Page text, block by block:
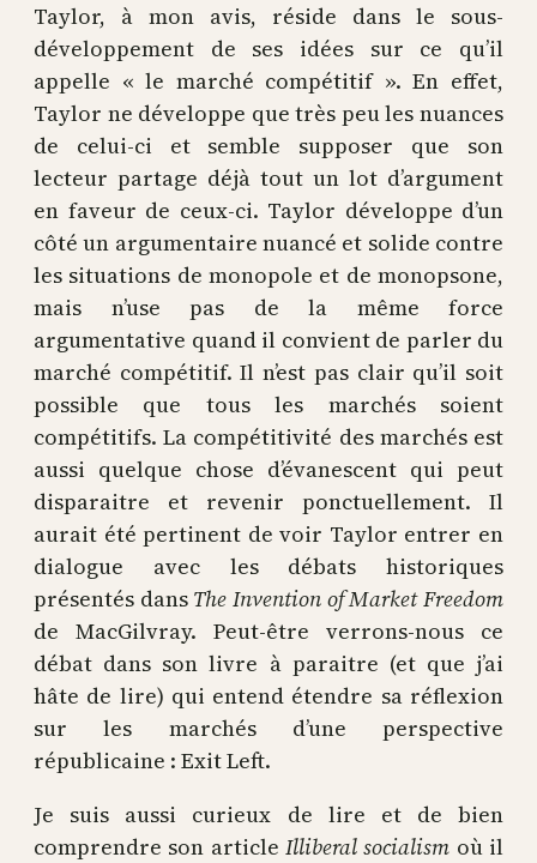
Taylor, à mon avis, réside dans le sous-
développement de ses idées sur ce qu’il
appelle « le marché compétitif ». En effet,
Taylor ne développe que très peu les nuances
de celui-ci et semble supposer que son
lecteur partage déjà tout un lot d’argument
en faveur de ceux-ci. Taylor développe d’un
côté un argumentaire nuancé et solide contre
les situations de monopole et de monopsone,
mais n’use pas de la même force
argumentative quand il convient de parler du
marché compétitif. Il n’est pas clair qu’il soit
possible que tous les marchés soient
compétitifs. La compétitivité des marchés est
aussi quelque chose d’évanescent qui peut
disparaitre et revenir ponctuellement. Il
aurait été pertinent de voir Taylor entrer en
dialogue avec les débats historiques
présentés dans The Invention of Market Freedom
de MacGilvray. Peut-être verrons-nous ce
débat dans son livre à paraitre (et que j’ai
hâte de lire) qui entend étendre sa réflexion
sur les marchés d’une perspective
républicaine : Exit Left.
Je suis aussi curieux de lire et de bien
comprendre son article Illiberal socialism où il